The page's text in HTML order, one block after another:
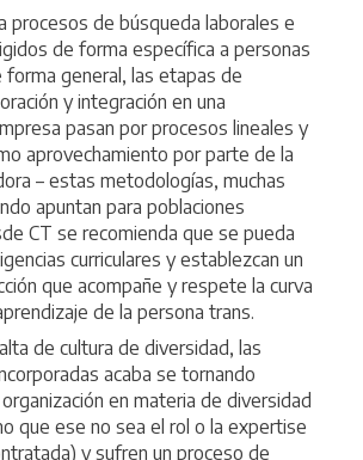
procesos de búsqueda laborales e
de forma específica a personas
general, las etapas de
y integración en una
pasan por procesos lineales y
aprovechamiento por parte de la
– estas metodologías, muchas
apuntan para poblaciones
CT se recomienda que se pueda
curriculares y establezcan un
que acompañe y respete la curva
de la persona trans.
de cultura de diversidad, las
acaba se tornando
en materia de diversidad
que ese no sea el rol o la expertise
y sufren un proceso de